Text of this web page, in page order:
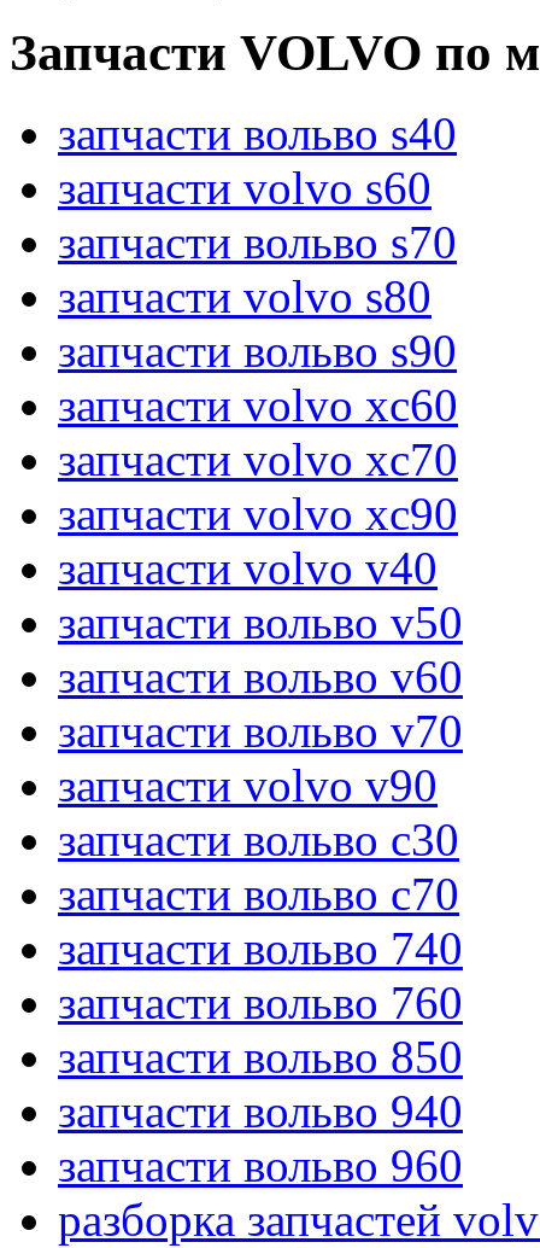
Запчасти VOLVO по
запчасти вольво s40
запчасти volvo s60
запчасти вольво s70
запчасти volvo s80
запчасти вольво s90
запчасти volvo xc60
запчасти volvo xc70
запчасти volvo xc90
запчасти volvo v40
запчасти вольво v50
запчасти вольво v60
запчасти вольво v70
запчасти volvo v90
запчасти вольво c30
запчасти вольво c70
запчасти вольво 740
запчасти вольво 760
запчасти вольво 850
запчасти вольво 940
запчасти вольво 960
разборка запчастей